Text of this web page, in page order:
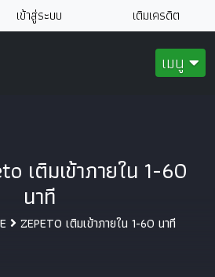
เข้าสู่ระบบ เติมเครดิต
เมนู
เติมเข้าภายใน 1-60
นาที
ZEPETO เติมเข้าภายใน 1-60 นาที